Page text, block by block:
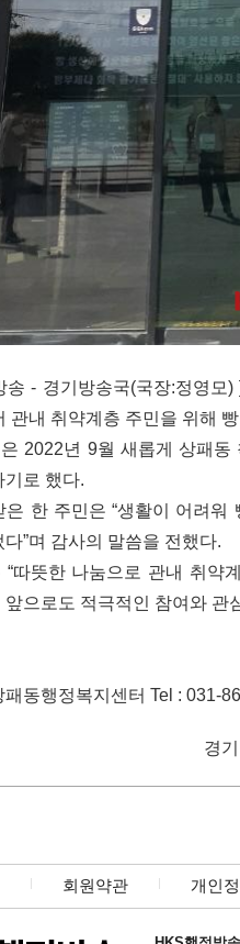
송 - 경기방송국(국장:정영모
관내 취약계층 주민을 위해
2022년 9월 새롭게 상패
기로 했다.
은 한 주민은 “생활이 어려
”며 감사의 말씀을 전했다.
“따뜻한 나눔으로 관내 취약
앞으로도 적극적인 참여와 관
패동행정복지센터 Tel : 031-
경
회원약관 개인